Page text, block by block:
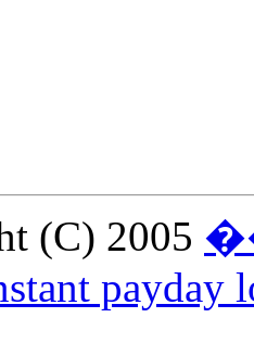
(C) 2005
payday